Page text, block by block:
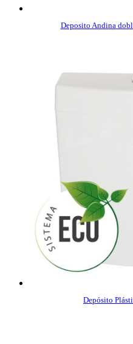
Deposito Andina
Depósito